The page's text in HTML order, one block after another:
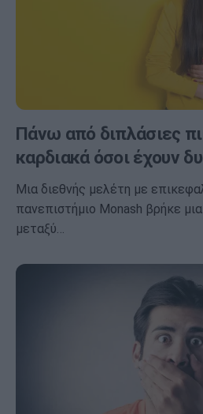
Πάνω από διπλάσιες
καρδιακά όσοι έχουν
Μια διεθνής μελέτη με
πανεπιστήμιο Monash βρήκε
μεταξύ…